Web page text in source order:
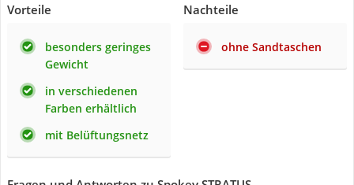
Vorteile
besonders geringes
Gewicht
in verschiedenen
Farben erhältlich
mit Belüftungsnetz
Nachteile
ohne Sandtaschen